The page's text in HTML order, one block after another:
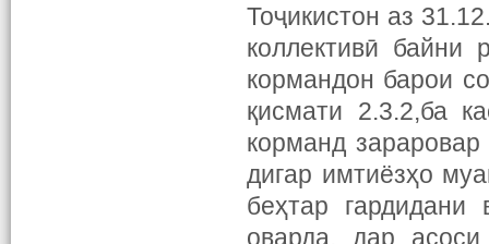
Тоҷикистон аз
коллективӣ байни
кормандон барои
қисмати 2.3.2,ба
корманд
дигар имтиёзҳо
беҳтар
оварда, дар